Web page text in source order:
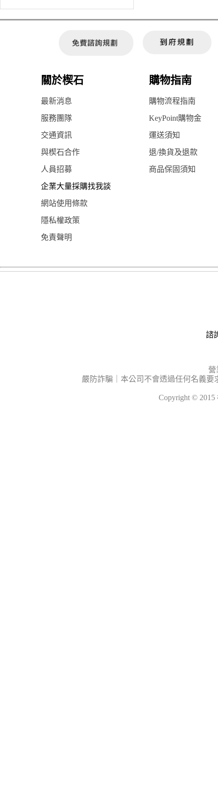
關於楔石 購物指南
最新消息 購物流程指南
服務團隊 KeyPoint購物金
交通資訊 運送須知
與楔石合作 退/換貨及退款
人員招募 商品保固須知
企業大量採購找我談
網站使用條款
隱私權政策
免責聲明
諮
營
嚴防詐騙｜本公司不會透過任何名義
Copyright ©